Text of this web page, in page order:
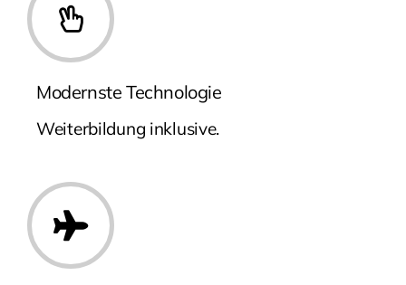
Modernste Technologie
Weiterbildung inklusive.